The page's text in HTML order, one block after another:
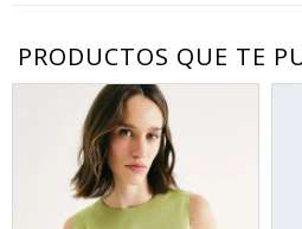
PRODUCTOS QUE TE